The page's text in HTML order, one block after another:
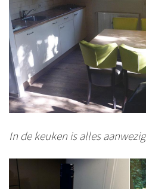
In de keuken is alles aanwezig